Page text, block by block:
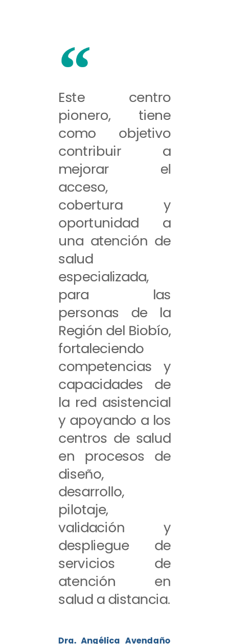
Este centro
pionero, tiene
como objetivo
contribuir a
mejorar el
acceso,
cobertura y
oportunidad a
una atención de
salud
especializada,
para las
personas de la
Región del Biobío,
fortaleciendo
competencias y
capacidades de
la red asistencial
y apoyando a los
centros de salud
en procesos de
diseño,
desarrollo,
pilotaje,
validación y
despliegue de
servicios de
atención en
salud a distancia.
Dra. Angélica Avendaño